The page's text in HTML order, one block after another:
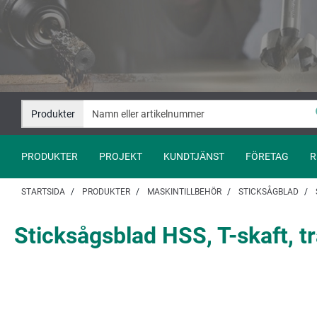
Hoppa
innehåll
Hoppa
navigation
Produkter
PRODUKTER PROJEKT KUNDTJÄNST FÖRETAG
STARTSIDA PRODUKTER MASKINTILLBEHÖR STICKSÅGBLAD
Sticksågsblad HSS, T-skaft,